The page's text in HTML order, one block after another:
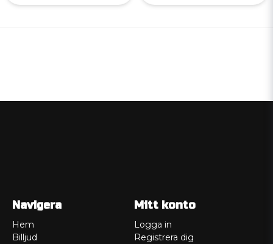
Navigera
Hem
Billjud
Mitt konto
Logga in
Registrera dig